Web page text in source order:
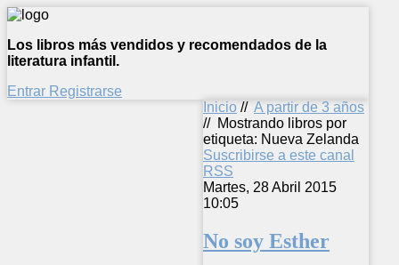
Los libros más vendidos y recomendados de la
literatura infantil.
Entrar Registrarse
Inicio // A partir de 3 años
// Mostrando libros por
etiqueta: Nueva Zelanda
Suscribirse a este canal
RSS
Martes, 28 Abril 2015
10:05
No soy Esther